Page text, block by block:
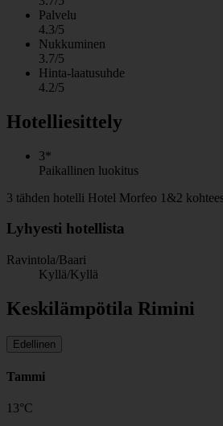
Palvelu
4.3/5
Nukkuminen
3.7/5
Hinta-laatusuhde
4.2/5
Hotelliesittely
3*
Paikallinen luokitus
3 tähden hotelli Hotel Morfeo 1&2
Lyhyesti hotellista
Ravintola/Baari
Kyllä/Kyllä
Keskilämpötila Rimini
Edellinen
Tammi
13°C